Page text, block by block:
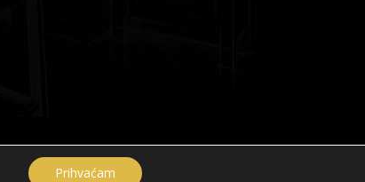
Prihvaćam